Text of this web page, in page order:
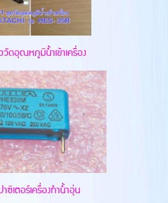
ดอุณหภูมิน้ำเข้าเครื่อง
ซิเตอร์เครื่องทำน้ำอุ่น